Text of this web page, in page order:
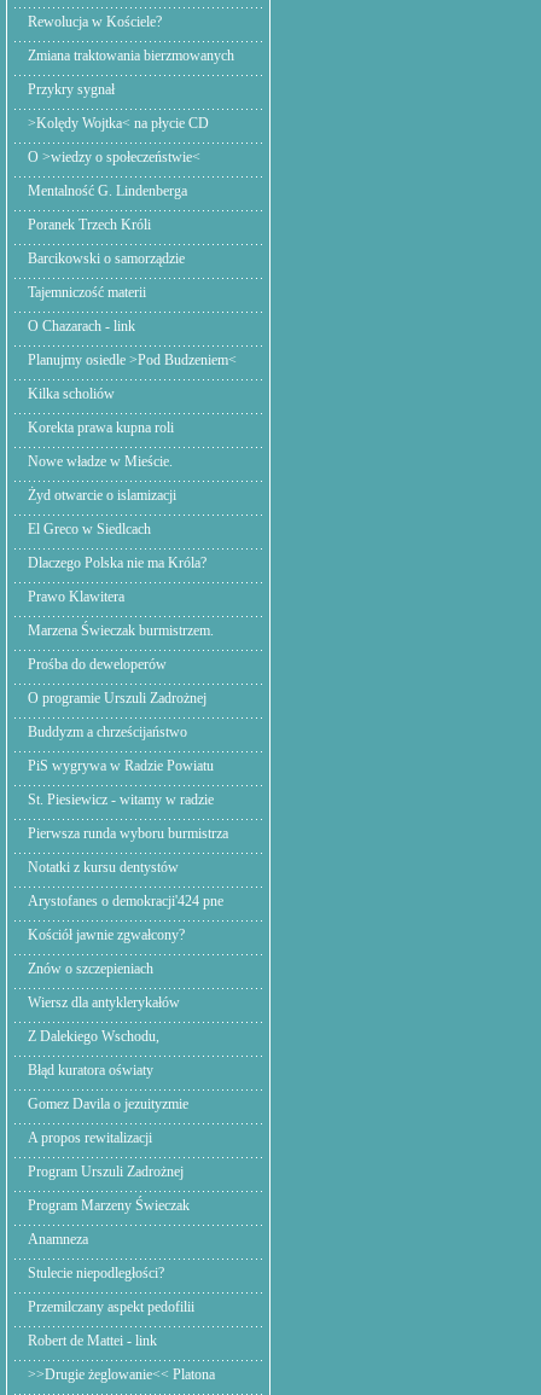
Rewolucja w Kościele?
Zmiana traktowania bierzmowanych
Przykry sygnał
>Kolędy Wojtka< na płycie CD
O >wiedzy o społeczeństwie<
Mentalność G. Lindenberga
Poranek Trzech Króli
Barcikowski o samorządzie
Tajemniczość materii
O Chazarach - link
Planujmy osiedle >Pod Budzeniem<
Kilka scholiów
Korekta prawa kupna roli
Nowe władze w Mieście.
Żyd otwarcie o islamizacji
El Greco w Siedlcach
Dlaczego Polska nie ma Króla?
Prawo Klawitera
Marzena Świeczak burmistrzem.
Prośba do deweloperów
O programie Urszuli Zadrożnej
Buddyzm a chrześcijaństwo
PiS wygrywa w Radzie Powiatu
St. Piesiewicz - witamy w radzie
Pierwsza runda wyboru burmistrza
Notatki z kursu dentystów
Arystofanes o demokracji'424 pne
Kościół jawnie zgwałcony?
Znów o szczepieniach
Wiersz dla antyklerykałów
Z Dalekiego Wschodu,
Błąd kuratora oświaty
Gomez Davila o jezuityzmie
A propos rewitalizacji
Program Urszuli Zadrożnej
Program Marzeny Świeczak
Anamneza
Stulecie niepodległości?
Przemilczany aspekt pedofilii
Robert de Mattei - link
>>Drugie żeglowanie<< Platona